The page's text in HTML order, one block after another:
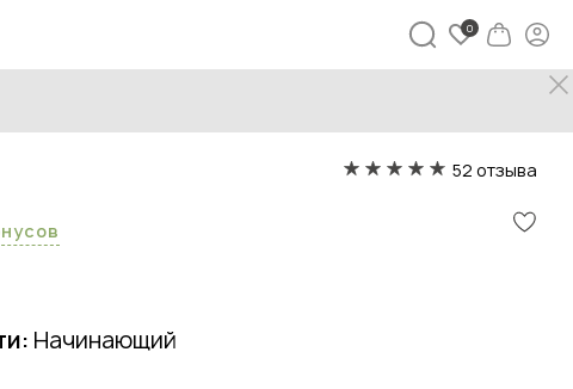
52 отзыва
Начинающий